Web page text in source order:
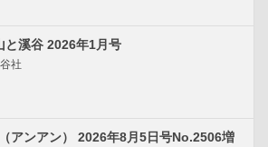
と溪谷 2026年1月号
社
アンアン） 2026年8月5日号No.2506増